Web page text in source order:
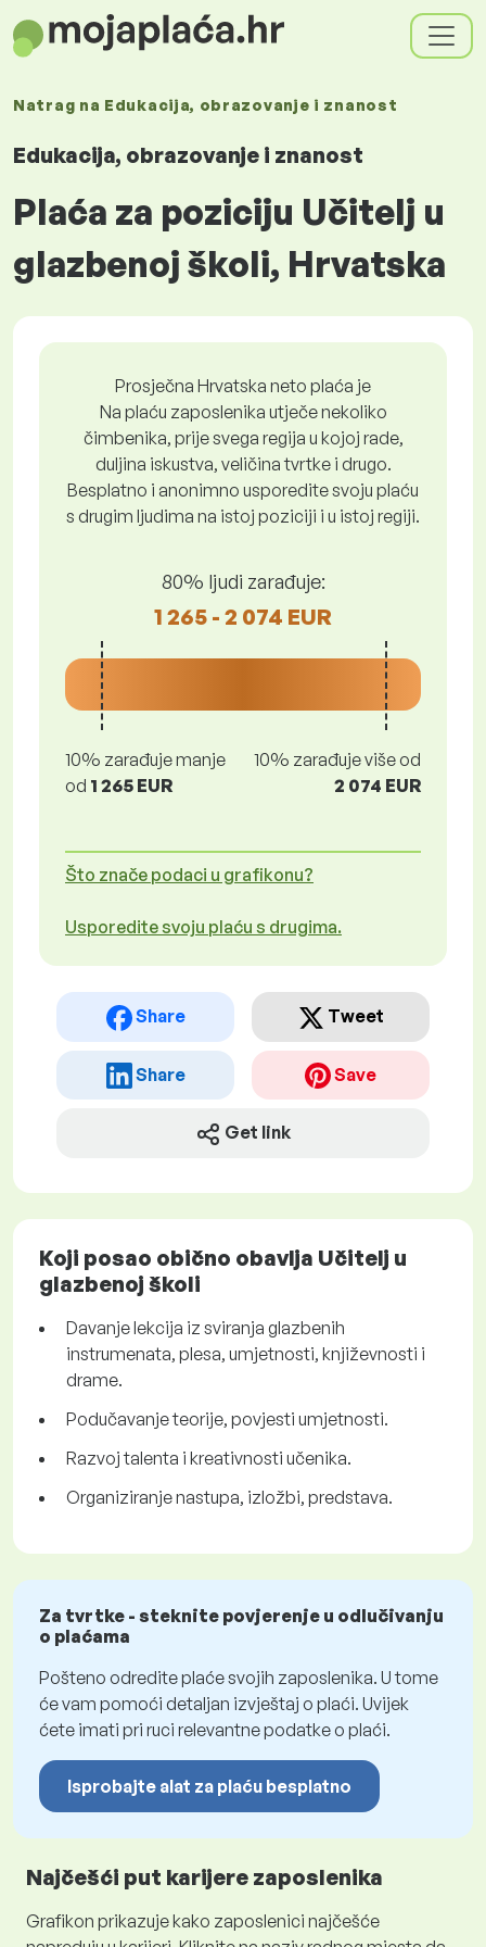
Natrag na Edukacija, obrazovanje i znanost
Edukacija, obrazovanje i znanost
Plaća za poziciju Učitelj u
glazbenoj školi, Hrvatska
Prosječna Hrvatska neto plaća je
Na plaću zaposlenika utječe nekoliko
čimbenika, prije svega regija u kojoj rade,
duljina iskustva, veličina tvrtke i drugo.
Besplatno i anonimno usporedite svoju plaću
s drugim ljudima na istoj poziciji i u istoj regiji.
80% ljudi zarađuje:
1 265 - 2 074 EUR
10% zarađuje manje
od 1 265 EUR
10% zarađuje više od
2 074 EUR
Što znače podaci u grafikonu?
Usporedite svoju plaću s drugima.
Share Tweet
Share Save
Get link
Koji posao obično obavlja Učitelj u
glazbenoj školi
Davanje lekcija iz sviranja glazbenih
instrumenata, plesa, umjetnosti, književnosti i
drame.
Podučavanje teorije, povjesti umjetnosti.
Razvoj talenta i kreativnosti učenika.
Organiziranje nastupa, izložbi, predstava.
Za tvrtke - steknite povjerenje u odlučivanju
o plaćama
Pošteno odredite plaće svojih zaposlenika. U tome
će vam pomoći detaljan izvještaj o plaći. Uvijek
ćete imati pri ruci relevantne podatke o plaći.
Isprobajte alat za plaću besplatno
Najčešći put karijere zaposlenika
Grafikon prikazuje kako zaposlenici najčešće